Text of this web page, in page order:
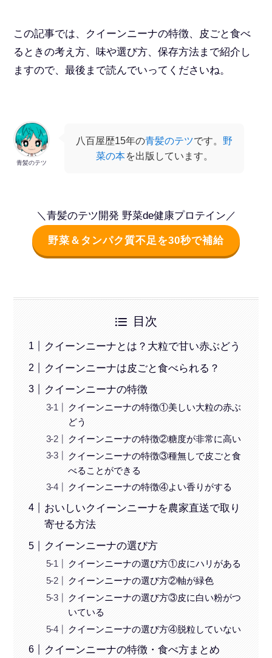
この記事では、クイーンニーナの特徴、皮ごと食べ
るときの考え方、味や選び方、保存方法まで紹介し
ますので、最後まで読んでいってくださいね。
青髪のテツ
八百屋歴15年の青髪のテツです。 野
菜の本を出版しています。
＼青髪のテツ開発 野菜de健康プロテイン／
野菜＆タンパク質不足を30秒で補給
目次
クイーンニーナとは？大粒で甘い赤ぶどう
クイーンニーナは皮ごと食べられる？
クイーンニーナの特徴
クイーンニーナの特徴①美しい大粒の赤ぶ
どう
クイーンニーナの特徴②糖度が非常に高い
クイーンニーナの特徴③種無しで皮ごと食
べることができる
クイーンニーナの特徴④よい香りがする
おいしいクイーンニーナを農家直送で取り
寄せる方法
クイーンニーナの選び方
クイーンニーナの選び方①皮にハリがある
クイーンニーナの選び方②軸が緑色
クイーンニーナの選び方③皮に白い粉がつ
いている
クイーンニーナの選び方④脱粒していない
クイーンニーナの特徴・食べ方まとめ